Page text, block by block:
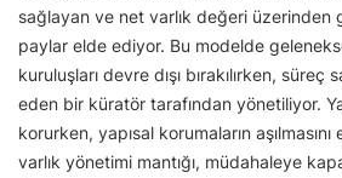
sağlayan ve net varlık değeri üzerinden
paylar elde ediyor. Bu modelde
kuruluşları devre dışı bırakılırken,
eden bir küratör tarafından yönetiliyor.
korurken, yapısal korumaların
varlık yönetimi mantığı, müdahaleye